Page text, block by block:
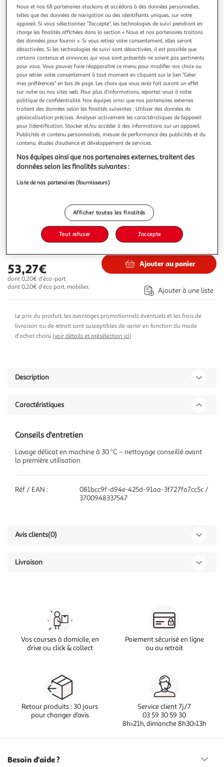
Livraison offerte
DOMIVA
Tour de lit adaptable - DOMIVA - BOUBOU - 30 x 180
cm
Confort et sécurité optimisésLe tour de lit adaptable
DOMIVA BOUBOU (30 x 180 cm) assure une protection
douillette pour le berceau de bébé. Son rembourrage
moelleux et ses matériaux hypoallergéniques préviennent
les chocs contre les barreaux, tout en offrant un cocon
apaisant pour les nuits sereines
En savoir +
Vendu par GpasPlus
Livraison dès 6/7 jours
Plus d'options
Vendu par GpasPlus
Livraison dès 6/7 jours
Plus d'options
Vendu parMultishop 57,72€
53,27€
dont 0,20€ d'éco-part.
dont 0,20€ d'éco part. mobilier.
Ajouter au panier
Ajouter à une liste
Le prix du produit, les avantages promotionnels éventuels et les frais de
livraison ou de retrait sont susceptibles de varier en fonction du mode
d'achat choisi (voir détails et présélection ici)
Description
Caractéristiques
Conseils d'entretien
Lavage délicat en machine à 30 °C – nettoyage conseillé avant
la première utilisation
Réf / EAN :
081bcc9f-d94e-425d-91aa-3f727fa7cc5c /
3700948337547
Avis clients(0)
Livraison
Vos courses à domicile, en
drive ou click & collect
Paiement sécurisé en ligne
ou au retrait
Retour produits : 30 jours
pour changer d’avis
Service client 7j/7
03 59 30 59 30
8h>21h, dimanche 8h30>13h
Besoin d'aide ?
Nous et nos 68 partenaires stockons et accédons à des données personnelles,
telles que des données de navigation ou des identifiants uniques, sur votre
appareil. Si vous sélectionnez "J'accepte", les technologies de suivi prendront en
charge les finalités affichées dans la section « Nous et nos partenaires traitons
des données pour fournir ». Si vous retirez votre consentement, elles seront
désactivées. Si les technologies de suivi sont désactivées, il est possible que
certains contenus et annonces qui vous sont présentés ne soient pas pertinents
pour vous. Vous pouvez faire réapparaître ce menu pour modifier vos choix ou
pour retirer votre consentement à tout moment en cliquant sur le lien "Gérer
mes préférences" en bas de page. Les choix que vous avez fait auront un effet
sur notre ou nos sites web. Pour plus d’informations, reportez-vous à notre
politique de confidentialité. Nos équipes ainsi que nos partenaires externes
traitent des données selon les finalités suivantes : Utiliser des données de
géolocalisation précises. Analyser activement les caractéristiques de l’appareil
pour l’identification. Stocker et/ou accéder à des informations sur un appareil.
Publicités et contenu personnalisés, mesure de performance des publicités et du
contenu, études d’audience et développement de services.
Nos équipes ainsi que nos partenaires externes, traitent des
données selon les finalités suivantes :
Liste de nos partenaires (fournisseurs)
Afficher toutes les finalités
Tout refuser J'accepte